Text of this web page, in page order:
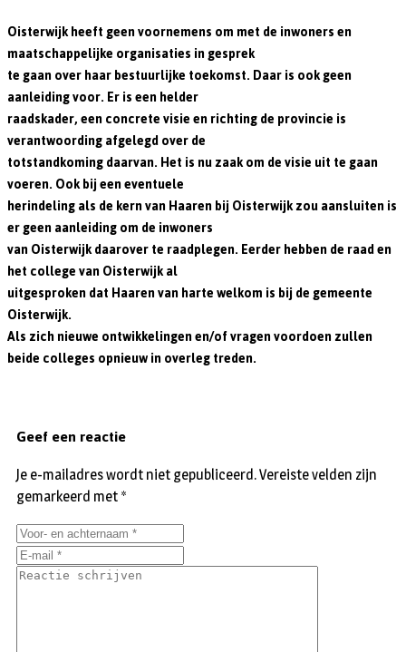
Oisterwijk heeft geen voornemens om met de inwoners en
maatschappelijke organisaties in gesprek
te gaan over haar bestuurlijke toekomst. Daar is ook geen
aanleiding voor. Er is een helder
raadskader, een concrete visie en richting de provincie is
verantwoording afgelegd over de
totstandkoming daarvan. Het is nu zaak om de visie uit te gaan
voeren. Ook bij een eventuele
herindeling als de kern van Haaren bij Oisterwijk zou aansluiten is
er geen aanleiding om de inwoners
van Oisterwijk daarover te raadplegen. Eerder hebben de raad en
het college van Oisterwijk al
uitgesproken dat Haaren van harte welkom is bij de gemeente
Oisterwijk.
Als zich nieuwe ontwikkelingen en/of vragen voordoen zullen
beide colleges opnieuw in overleg treden.
Geef een reactie
Je e-mailadres wordt niet gepubliceerd.Vereiste velden zijn
gemarkeerd met *